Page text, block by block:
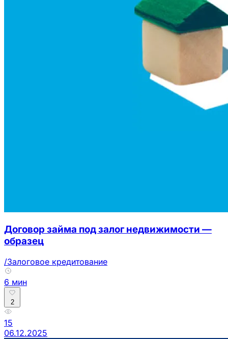
Договор займа под залог недвижимости —
образец
/Залоговое кредитование
6 мин
2
15
06.12.2025